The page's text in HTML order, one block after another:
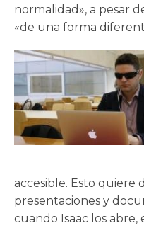
normalidad», a pesar
«de una forma
accesible. Esto quiere
presentaciones y
cuando Isaac los